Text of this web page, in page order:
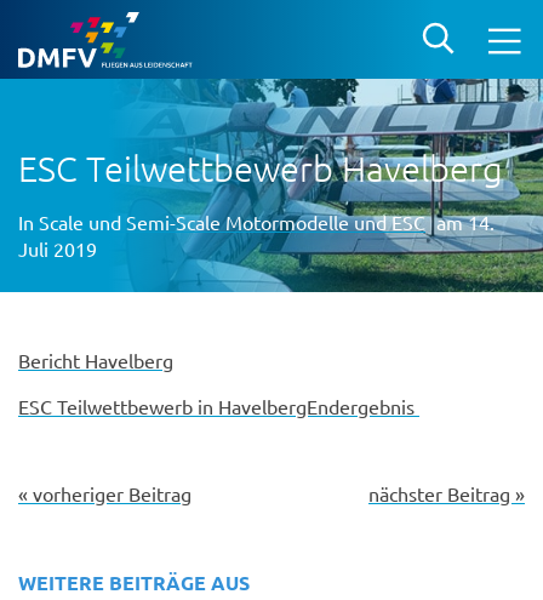
ESC Teilwettbewerb Havelberg
In Scale und Semi-Scale Motormodelle und ESC am 14.
Juli 2019
Bericht Havelberg
ESC Teilwettbewerb in HavelbergEndergebnis
« vorheriger Beitrag nächster Beitrag »
WEITERE BEITRÄGE AUS